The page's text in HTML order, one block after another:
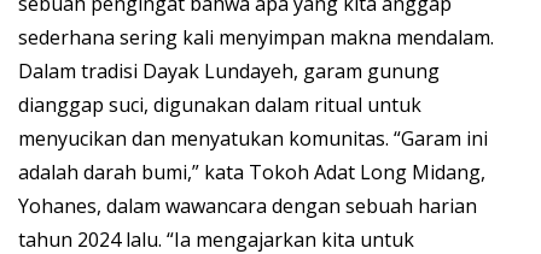
sederhana sering kali menyimpan makna mendalam.
Dalam tradisi Dayak Lundayeh, garam gunung
dianggap suci, digunakan dalam ritual untuk
menyucikan dan menyatukan komunitas. “Garam ini
adalah darah bumi,” kata Tokoh Adat Long Midang,
Yohanes, dalam wawancara dengan sebuah harian
tahun 2024 lalu. “Ia mengajarkan kita untuk